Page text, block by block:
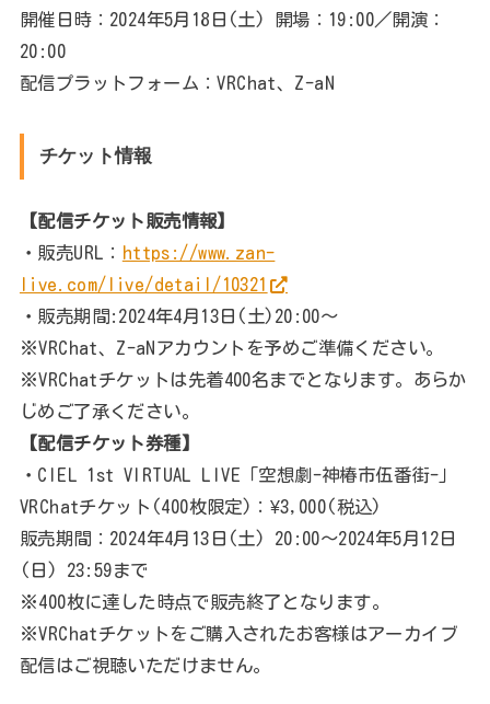
開催日時：2024年5月18日(土) 開場：19:00／開演：
20:00
配信プラットフォーム：VRChat、Z-aN
チケット情報
【配信チケット販売情報】
・販売URL： https://www.zan-
live.com/live/detail/10321
・販売期間:2024年4月13日(土)20:00～
※VRChat、Z-aNアカウントを予めご準備ください。
※VRChatチケットは先着400名までとなります。あらか
じめご了承ください。
【配信チケット券種】
・CIEL 1st VIRTUAL LIVE「空想劇-神椿市伍番街-」
VRChatチケット(400枚限定)：¥3,000(税込)
販売期間：2024年4月13日(土) 20:00～2024年5月12日
(日) 23:59まで
※400枚に達した時点で販売終了となります。
※VRChatチケットをご購入されたお客様はアーカイブ
配信はご視聴いただけません。